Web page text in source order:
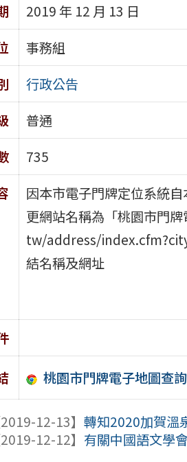
2019 年 12 月 13 日
事務組
行政公告
普通
735
因本市電子門牌定位系統
更網站名稱為「桃園市門
tw/address/
結名稱及網址
桃園市門牌電子地圖查
2019-12-13】轉知2020加賀溫
2019-12-12】 有關中國語文學